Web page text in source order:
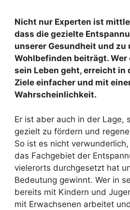
Nicht nur Experten ist
dass die gezielte
unserer Gesundheit und zu
Wohlbefinden beiträgt.
sein Leben geht, erreicht in
Ziele einfacher und mit
Wahrscheinlichkeit.
Er ist aber auch in der Lage,
gezielt zu fördern und
So ist es nicht
das Fachgebiet der
vielerorts durchgesetzt hat
Bedeutung gewinnt. Wer in
bereits mit Kindern und
mit Erwachsenen arbeitet